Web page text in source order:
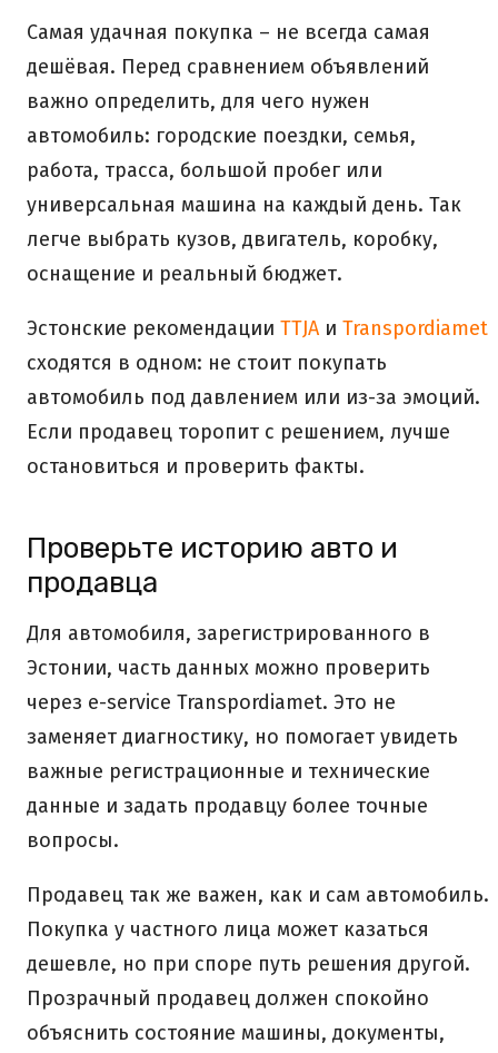
Самая удачная покупка – не всегда самая
дешёвая. Перед сравнением объявлений
важно определить, для чего нужен
автомобиль: городские поездки, семья,
работа, трасса, большой пробег или
универсальная машина на каждый день. Так
легче выбрать кузов, двигатель, коробку,
оснащение и реальный бюджет.
Эстонские рекомендации TTJAи Transpordiamet
сходятся в одном: не стоит покупать
автомобиль под давлением или из-за эмоций.
Если продавец торопит с решением, лучше
остановиться и проверить факты.
Проверьте историю авто и
продавца
Для автомобиля, зарегистрированного в
Эстонии, часть данных можно проверить
через e-service Transpordiamet. Это не
заменяет диагностику, но помогает увидеть
важные регистрационные и технические
данные и задать продавцу более точные
вопросы.
Продавец так же важен, как и сам автомобиль.
Покупка у частного лица может казаться
дешевле, но при споре путь решения другой.
Прозрачный продавец должен спокойно
объяснить состояние машины, документы,